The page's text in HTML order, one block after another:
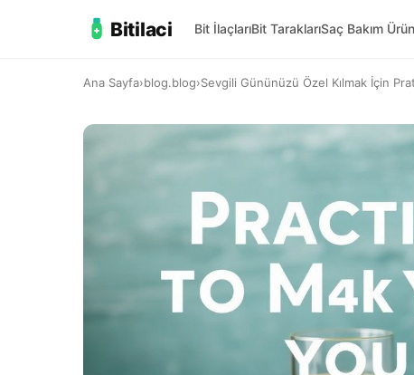
Bitilaci Bit İlaçlarıBit TaraklarıSaç Bakım
Ana Sayfa›blog.blog›Sevgili Gününüzü Özel Kılmak İçin